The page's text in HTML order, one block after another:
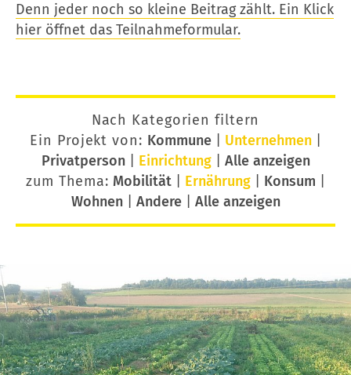
Denn jeder noch so kleine Beitrag zählt. Ein Klick
hier öffnet das Teilnahmeformular.
Nach Kategorien filtern
Ein Projekt von: Kommune| Unternehmen|
Privatperson| Einrichtung| Alle anzeigen
zum Thema: Mobilität Ernährung Konsum
Wohnen| Andere| Alle anzeigen